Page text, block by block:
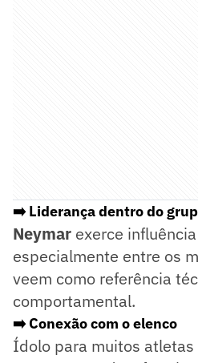
➡️ Liderança dentro do
Neymar exerce
especialmente entre os
veem como referência
comportamental.
➡️ Conexão com o elenco
Ídolo para muitos atletas